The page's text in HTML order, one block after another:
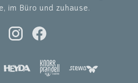
im Büro und zuhause.